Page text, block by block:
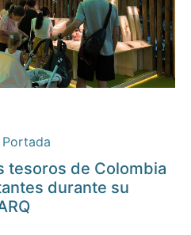
Portada
tesoros de Colombia
durante su